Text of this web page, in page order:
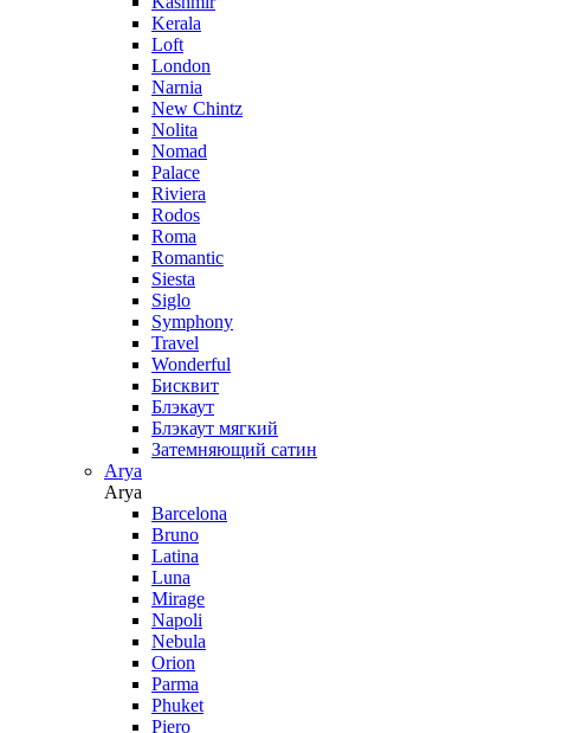
Kerala
Loft
London
Narnia
New Chintz
Nolita
Nomad
Palace
Riviera
Rodos
Roma
Romantic
Siesta
Siglo
Symphony
Travel
Wonderful
Бисквит
Блэкаут
Блэкаут мягкий
Затемняющий сатин
Arya
Arya
Barcelona
Bruno
Latina
Luna
Mirage
Napoli
Nebula
Orion
Parma
Phuket
Piero